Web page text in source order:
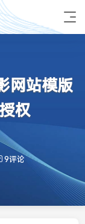
网站模版
权
9评论